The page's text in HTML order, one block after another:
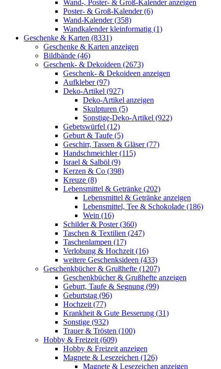
Wand-, Poster- & Groß-Kalender anzeigen
Poster- & Groß-Kalender (6)
Wand-Kalender (358)
Wandkalender kleinformatig (1)
Geschenke & Karten (8331)
Geschenke & Karten anzeigen
Bildbände (46)
Geschenk- & Dekoideen (2673)
Geschenk- & Dekoideen anzeigen
Aufkleber (97)
Deko-Artikel (927)
Deko-Artikel anzeigen
Skulpturen (5)
Sonstige-Deko-Artikel (922)
Gebetswürfel (12)
Geburt & Taufe (5)
Geschirr, Tassen & Gläser (77)
Handschmeichler (115)
Israel & Salböl (9)
Kerzen & Co (398)
Kreuze (8)
Lebensmittel & Getränke (202)
Lebensmittel & Getränke anzeigen
Lebensmittel, Tee & Schokolade (186)
Wein (16)
Schilder & Poster (360)
Taschen & Textilien (247)
Taschenlampen (17)
Verlobung & Hochzeit (16)
weitere Geschenksideen (433)
Geschenkbücher & Grußhefte (1207)
Geschenkbücher & Grußhefte anzeigen
Geburt, Taufe & Segnung (99)
Geburtstag (96)
Hochzeit (77)
Krankheit & Gute Besserung (31)
Sonstige (932)
Trauer & Trösten (100)
Hobby & Freizeit (609)
Hobby & Freizeit anzeigen
Magnete & Lesezeichen (126)
Magnete & Lesezeichen anzeigen